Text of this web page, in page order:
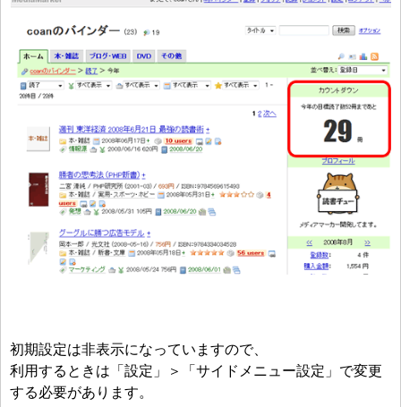
初期設定は非表示になっていますので、
利用するときは「設定」＞「サイドメニュー設定」で変更
する必要があります。